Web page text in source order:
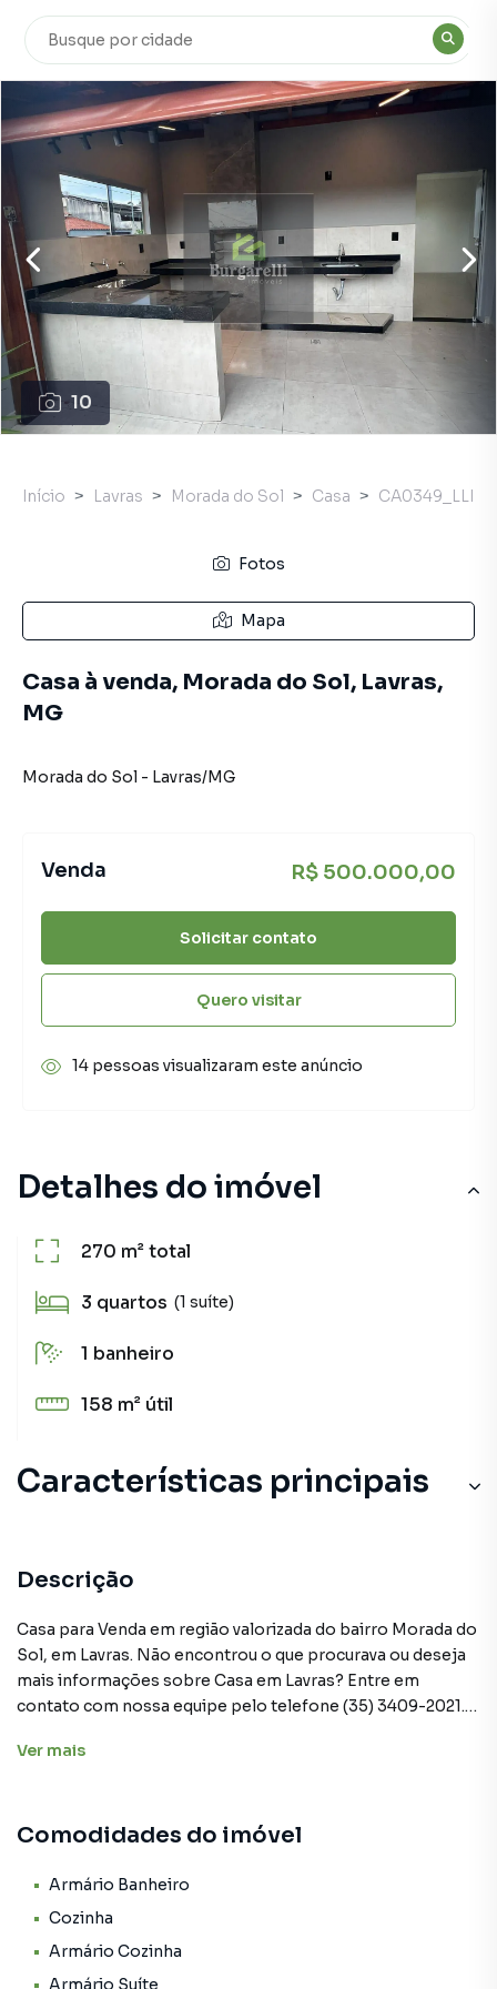
10
Detalhes do imóvel
270 m²total
3 quartos (1 suíte)
1 banheiro
158 m² útil
Características principais
Descrição
Casa para Venda em região valorizada do bairro Morada do
Sol, em Lavras. Não encontrou o que procurava ou deseja
mais informações sobre Casa em Lavras? Entre em
contato com nossa equipe pelo telefone (35) 3409-2021.
A Burgarelli Imóveis tem mais opções de apartamentos,
empreendimentos em construção ou lançamentos na
Aqui você encontra milhares de ofertas para encontrar o
imóvel que mais combina com seu estilo de vida.
Negocie seu imóvel de forma totalmente online, com
Ver mais
Comodidades do imóvel
Armário Banheiro
Cozinha
Armário Cozinha
Armário Suíte
Início Lavras Morada do Sol Casa CA0349_LLI
Fotos
Mapa
Casa à venda, Morada do Sol, Lavras,
MG
Morada do Sol - Lavras/MG
Venda R$ 500.000,00
Solicitar contato
Quero visitar
14 pessoas visualizaram este anúncio